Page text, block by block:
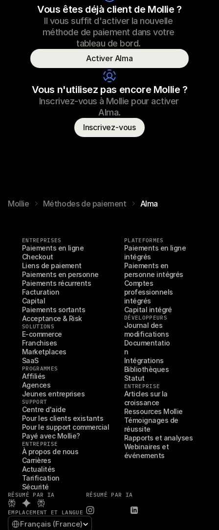
Sneaker laces
Sneaker laces
23/09/2022 17:29 €69.99
Paid
Consumer name T. Otter
Vous êtes déjà client de Mollie ?
Il vous suffit d'activer la nouvelle
méthode de paiement dans votre
tableau de bord.
Activer Alma
Vous n'utilisez pas encore Mollie ?
Inscrivez-vous à Mollie pour activer
Alma.
Inscrivez-vous
Mollie Méthodes de paiement Alma
ENTREPRISES
Paiements en ligne
Checkout
Liens de paiement
Paiements en personne
Paiements récurrents
Facturation
Capital
Paiements sortants
Acceptance & Risk
SOLUTIONS
E-commerce
Franchises
Marketplaces
SaaS
PROGRAMMES
Affiliés
Agences
Jeunes entreprises
SUPPORT
Centre d'aide
Pour les clients existants
Pour le support commercial
Payé avec Mollie?
ENTREPRISE
À propos de nous
Carrières
Actualités
Tarification
Sécurité
PLATEFORMES
Paiements en ligne
intégrés
Paiements en
personne intégrés
Comptes
professionnels
intégrés
Capital intégré
DÉVELOPPEURS
Journal des
modifications
Documentatio
n
Intégrations
Bibliothèques
Statut
ENTREPRISE
Articles sur la
croissance
Ressources Mollie
Témoignages de
réussite
Rapports et analyses
Webinaires et
événements
RÉSUMÉ PAR IA RÉSUMÉ PAR IA
EMPLACEMENT ET LANGUE
Select Language
Français (France)